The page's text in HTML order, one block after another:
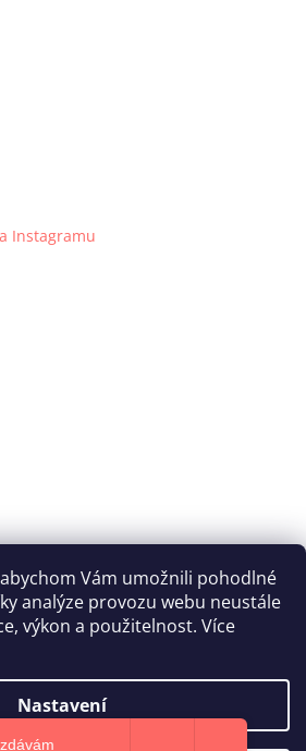
Vám umožnili pohodlné
analýze provozu webu neustále
výkon a použitelnost. Více
Nastavení
Instagramu
Hromasová Foto
Vytvořil Shoptet